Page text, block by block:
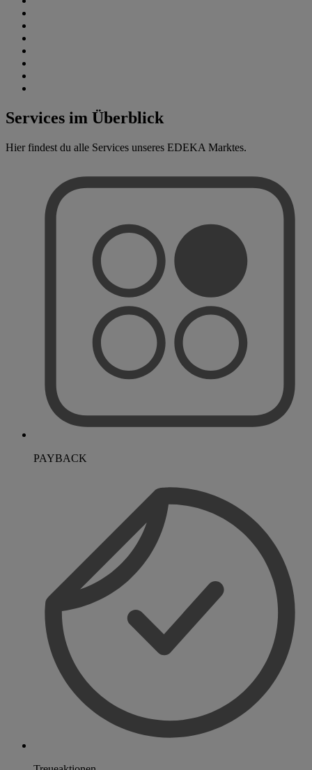
Services im Überblick
Hier findest du alle Services unseres EDEKA Marktes.
PAYBACK